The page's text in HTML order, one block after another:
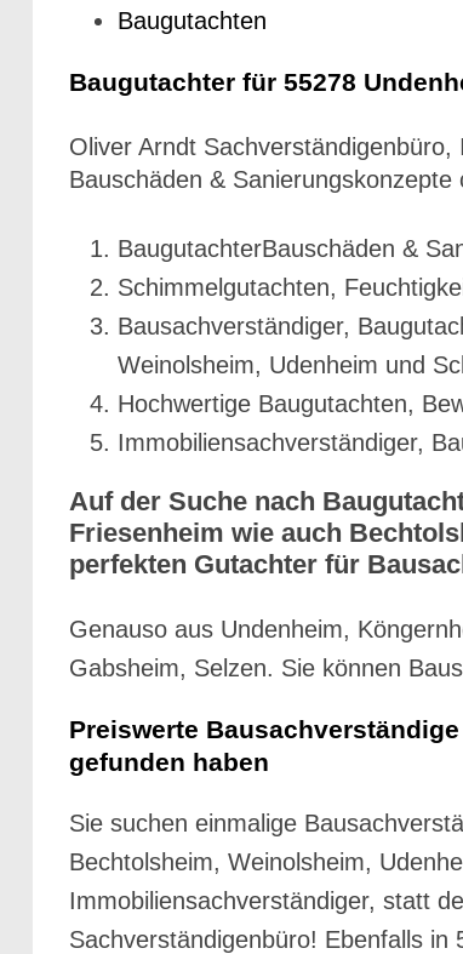
Baugutachten
Baugutachter für 55278
Oliver Arndt
Bauschäden &
BaugutachterBauschäden &
Schimmelgutachten,
Bausachverständiger,
Weinolsheim, Udenheim und
Hochwertige Baugutachten,
Immobiliensachverständiger,
Auf der Suche nach
Friesenheim wie auch
perfekten Gutachter für
Genauso aus Undenheim,
Gabsheim, Selzen. Sie können
Preiswerte
gefunden haben
Sie suchen einmalige
Bechtolsheim, Weinolsheim,
Immobiliensachverständiger, statt
Sachverständigenbüro! Ebenfalls